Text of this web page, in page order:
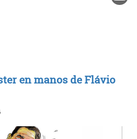
en manos de Flávio